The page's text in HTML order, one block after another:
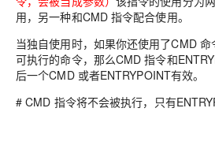
用，另一种和CMD指令配合使用。
当独自使用时，如果你还使用了CMD 命
可执行的命令，那么CMD指令和
后一个CMD 或者ENTRYPOINT有效。
# CMD 指令将不会被执行，只有